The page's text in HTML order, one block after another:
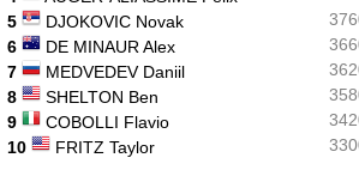
ATP / WTA
Tous les programmes et les résultats de ce jeudi
2026
INTERVIEW
Luca Van Assche : "Je peux être performant
long de l’année"
5
DJOKOVIC Novak
6
DE MINAUR Alex
7
MEDVEDEV Daniil
8
SHELTON Ben
9
COBOLLI Flavio
10
FRITZ Taylor